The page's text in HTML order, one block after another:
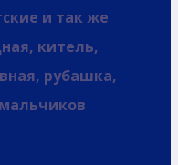
и так же
китель,
рубашка,